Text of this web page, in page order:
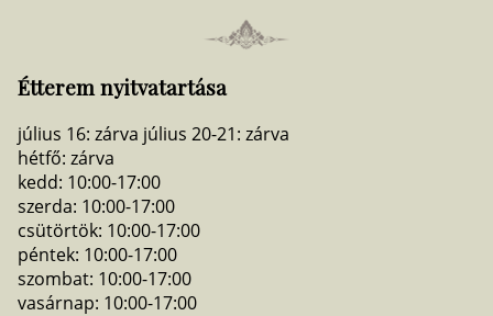
Étterem nyitvatartása
július 16: zárva július 20-21: zárva
hétfő: zárva
kedd: 10:00-17:00
szerda: 10:00-17:00
csütörtök: 10:00-17:00
péntek: 10:00-17:00
szombat: 10:00-17:00
vasárnap: 10:00-17:00